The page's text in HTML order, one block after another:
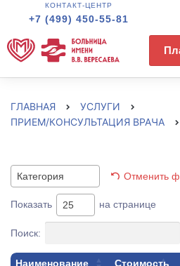
КОНТАКТ-ЦЕНТР
+7 (499) 450-55-81
ГЛАВНАЯ
УСЛУГИ
ПРИЕМ/КОНСУЛЬТАЦИЯ ВРАЧА
Категория Отменить
Показать 25 на странице
Поиск:
Наименование Стоимость